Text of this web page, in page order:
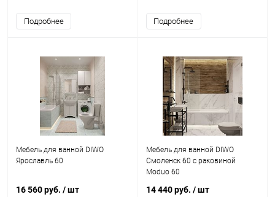
Подробнее Подробнее
Мебель для ванной DIWO
Ярославль 60
16 560 руб. / шт
Мебель для ванной DIWO
Смоленск 60 с раковиной
Moduo 60
14 440 руб. / шт